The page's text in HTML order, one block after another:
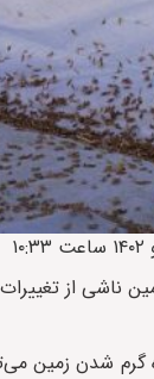
از
گرم شدن